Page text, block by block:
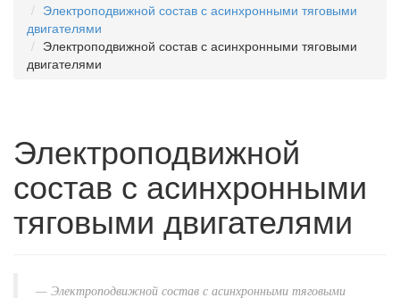
Электроподвижной состав с асинхронными тяговыми
двигателями
Электроподвижной состав с асинхронными тяговыми
двигателями
Электроподвижной
состав с асинхронными
тяговыми двигателями
Электроподвижной состав с асинхронными тяговыми